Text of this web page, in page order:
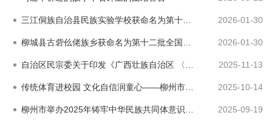
三江侗族自治县民族实验学校获命名为第十二批全国民族团结进步示范学校 2026-01-30
2026-01-30
2025-11-13
传统体育进校园 文化自信润童心——柳州市体育局“抖空竹专场”活动走进市第三十中学 2025-10-14
2025-09-19